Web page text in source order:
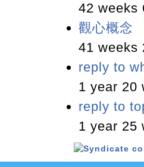
42 weeks
觀心概念
41 weeks
reply to
1 year 20
reply to
1 year 25